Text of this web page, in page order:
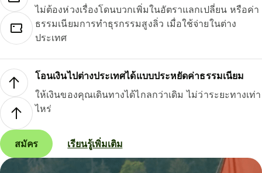
ไม่ต้องห่วงเรื่องโดนบวกเพิ่มในอัตราแลกเปลี่ยน หรือค่า
ธรรมเนียมการทำธุรกรรมสูงลิ่ว เมื่อใช้จ่ายในต่าง
ประเทศ
โอนเงินไปต่างประเทศได้แบบประหยัดค่าธรรมเนียม
ให้เงินของคุณเดินทางได้ไกลกว่าเดิม ไม่ว่าระยะทางเท่า
ไหร่
สมัคร เรียนรู้เพิ่มเติม